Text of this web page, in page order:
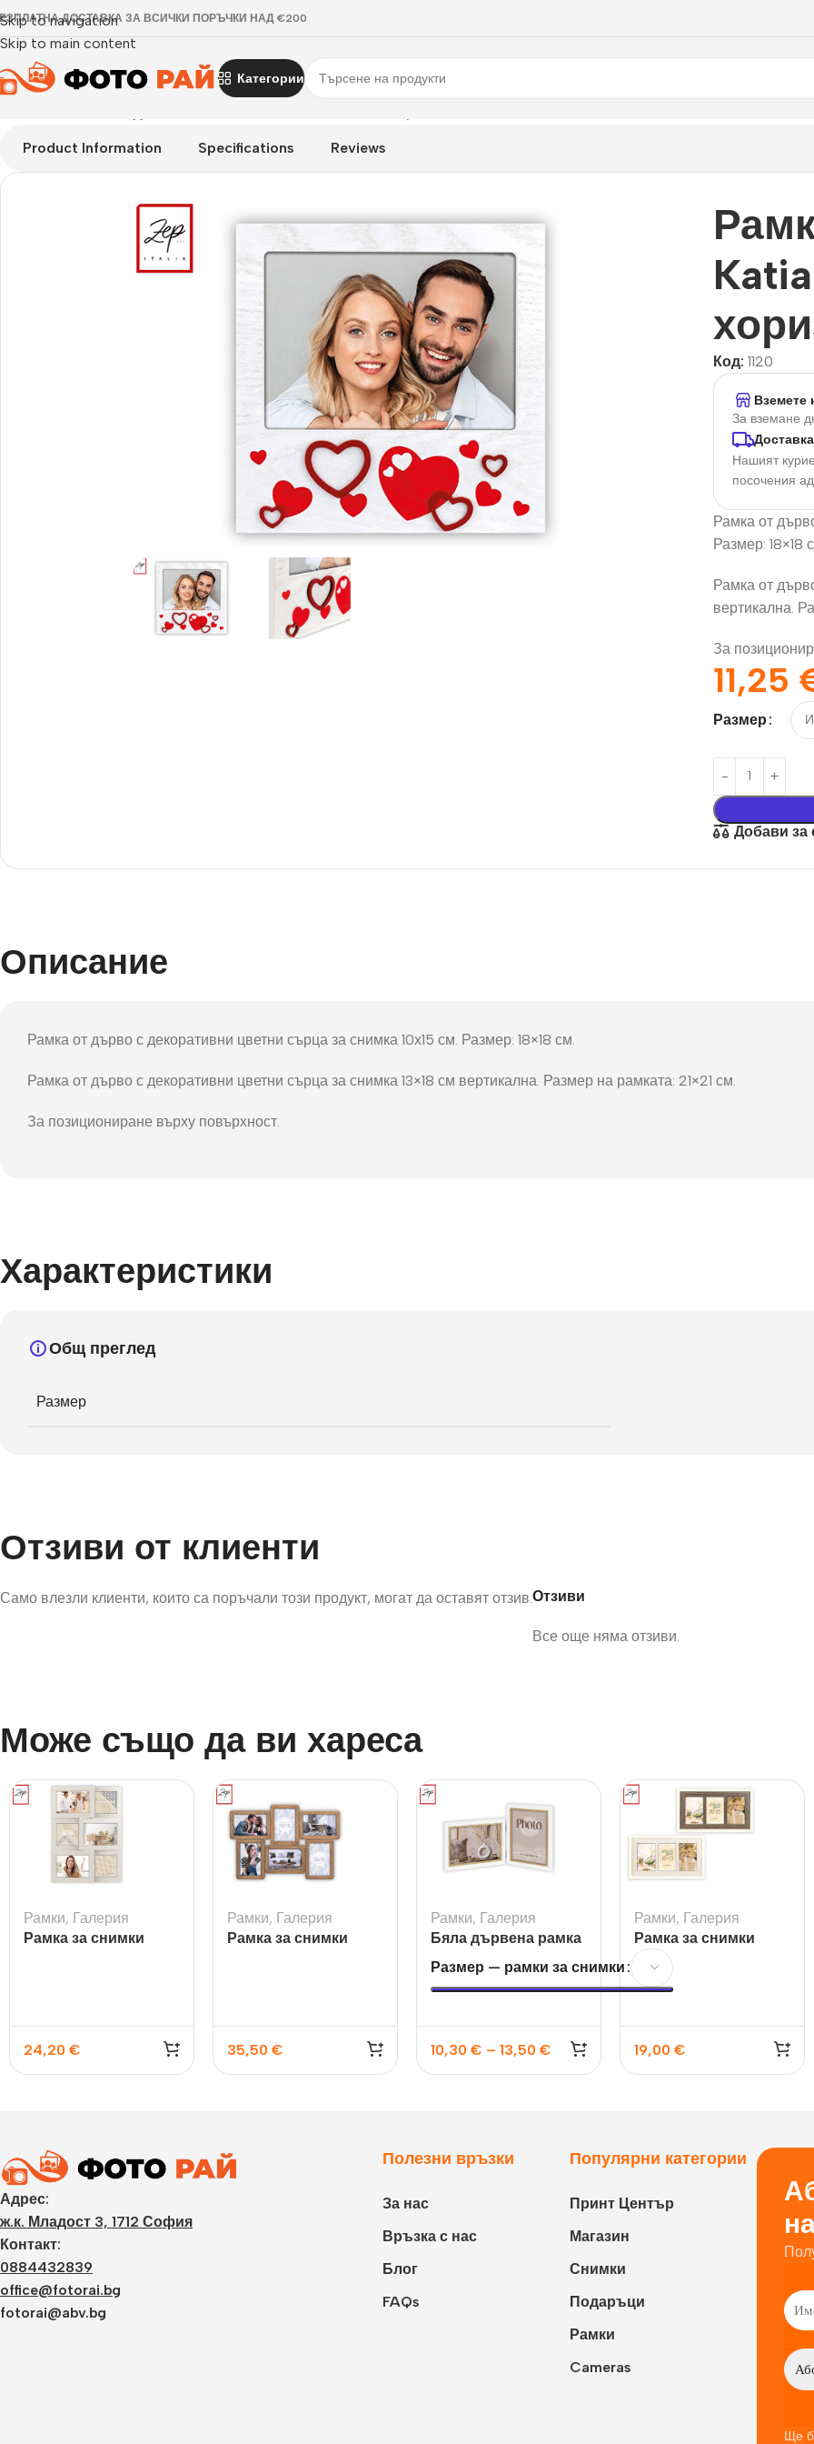
Skip to navigation
Skip to main content
ДОСТАВКА ЗА ВСИЧКИ ПОРЪЧКИ НАД €200
Категории
Product Information Specifications Reviews
Код:1120
Вземете
За вземане
Нашият
посочения
Рамка от
Размер: 18×18
Рамка от
вертикална.
За
11,25
Размер
Добави за
Описание
Рамка от дърво с декоративни цветни сърца за снимка 10х15 см. Размер: 18×18 см.
Рамка от дърво с декоративни цветни сърца за снимка 13×18 см вертикална. Размер на рамката: 21×21 см.
За позициониране върху повърхност.
Характеристики
Общ преглед
Размер
Отзиви от клиенти
Отзиви
Все още няма отзиви.
Само влезли клиенти, които са поръчали този продукт, могат да оставят отзив.
Може също да ви хареса
Рамки, Галерия
Рамка за снимки
24,20 €
Рамки, Галерия
Рамка за снимки
35,50 €
Рамки, Галерия
Бяла дървена рамка
Ayas 2L за 2 снимки
за 10×15 и 13×18
Размер — рамки за снимки
10,30 € – 13,50 €
Рамки, Галерия
Рамка за снимки
Arlon 3Q
19,00 €
Адрес:
ж.к. Младост 3, 1712 София
Контакт:
0884432839
office@fotorai.bg
fotorai@abv.bg
Полезни връзки
За нас
Връзка с нас
Блог
FAQs
Популярни категории
Принт Център
Магазин
Снимки
Подаръци
Рамки
Cameras
Ще